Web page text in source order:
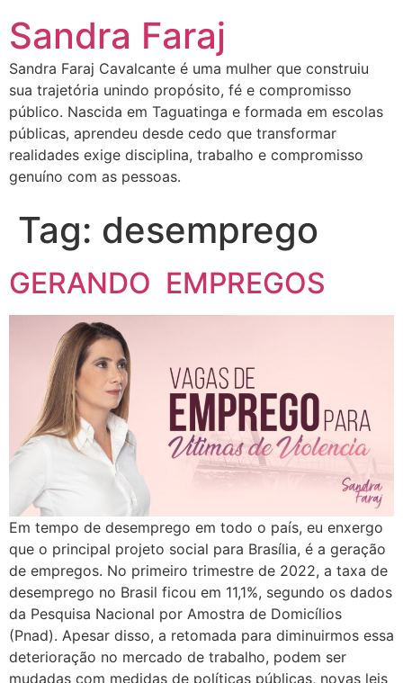
Sandra Faraj
Sandra Faraj Cavalcante é uma mulher que construiu
sua trajetória unindo propósito, fé e compromisso
público. Nascida em Taguatinga e formada em escolas
públicas, aprendeu desde cedo que transformar
realidades exige disciplina, trabalho e compromisso
genuíno com as pessoas.
Tag: desemprego
GERANDO EMPREGOS
Em tempo de desemprego em todo o país, eu enxergo
que o principal projeto social para Brasília, é a geração
de empregos. No primeiro trimestre de 2022, a taxa de
desemprego no Brasil ficou em 11,1%, segundo os dados
da Pesquisa Nacional por Amostra de Domicílios
(Pnad). Apesar disso, a retomada para diminuirmos essa
deterioração no mercado de trabalho, podem ser
mudadas com medidas de políticas públicas, novas leis